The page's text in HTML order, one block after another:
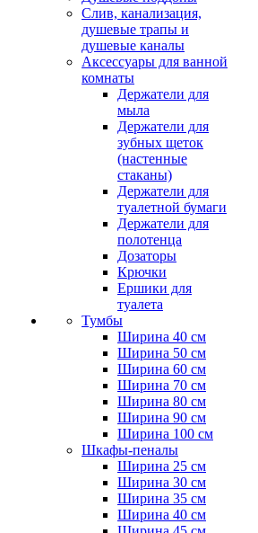
Слив, канализация,
душевые трапы и
душевые каналы
Аксессуары для ванной
комнаты
Держатели для
мыла
Держатели для
зубных щеток
(настенные
стаканы)
Держатели для
туалетной бумаги
Держатели для
полотенца
Дозаторы
Крючки
Ершики для
туалета
Тумбы
Ширина 40 см
Ширина 50 см
Ширина 60 см
Ширина 70 см
Ширина 80 см
Ширина 90 см
Ширина 100 см
Шкафы-пеналы
Ширина 25 см
Ширина 30 см
Ширина 35 см
Ширина 40 см